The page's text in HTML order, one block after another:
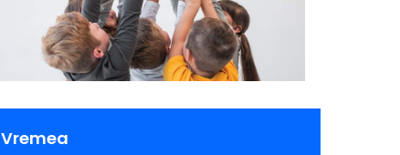
Vremea